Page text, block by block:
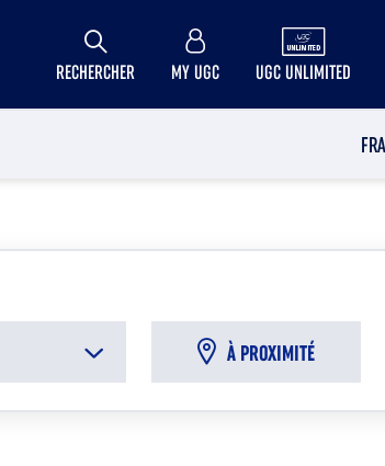
RECHERCHER MY UGC UGC UNLIMITED
À PROXIMITÉ